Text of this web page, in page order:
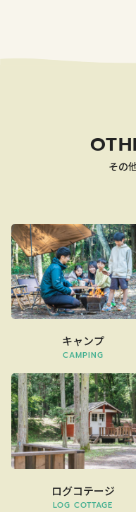
その
キャンプ
CAMPING
ログコテージ
LOG COTTAGE